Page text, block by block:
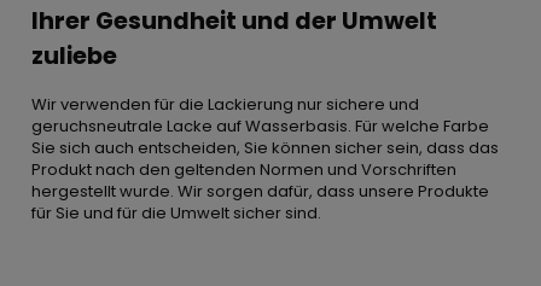
Ihrer Gesundheit und der Umwelt
zuliebe
Wir verwenden für die Lackierung nur sichere und
geruchsneutrale Lacke auf Wasserbasis. Für welche Farbe
Sie sich auch entscheiden, Sie können sicher sein, dass das
Produkt nach den geltenden Normen und Vorschriften
hergestellt wurde. Wir sorgen dafür, dass unsere Produkte
für Sie und für die Umwelt sicher sind.